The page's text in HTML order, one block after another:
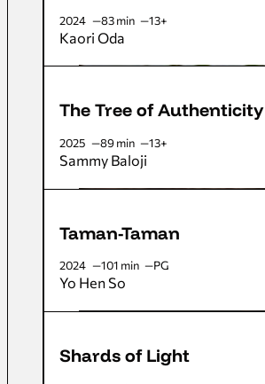
2024 83 min 13+
Kaori Oda
The Tree of Authenticity
2025 89 min 13+
Sammy Baloji
Taman-Taman
2024 101 min PG
Yo Hen So
Shards of Light